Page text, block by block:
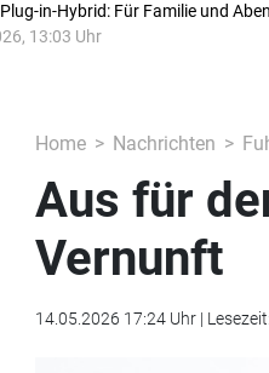
Plug-in-Hybrid: Für Familie und
13:03 Uhr
Home Nachrichten
Aus für
Vernunft
14.05.2026 17:24 Uhr |